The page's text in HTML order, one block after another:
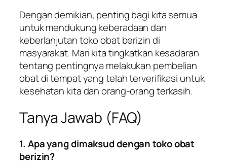
Dengan demikian, penting bagi kita semua
untuk mendukung keberadaan dan
keberlanjutan toko obat berizin di
masyarakat. Mari kita tingkatkan kesadaran
tentang pentingnya melakukan pembelian
obat di tempat yang telah terverifikasi untuk
kesehatan kita dan orang-orang terkasih.
Tanya Jawab (FAQ)
1. Apa yang dimaksud dengan toko obat
berizin?